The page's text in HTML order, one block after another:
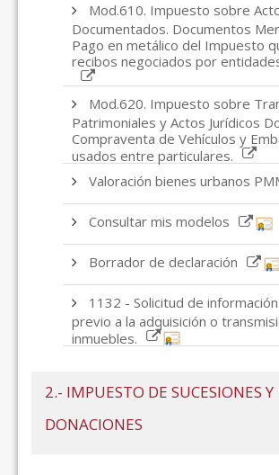
Mod.610. Impuesto sobre
Documentados. Documentos
Pago en metálico del Impuesto
recibos negociados por
Mod.620. Impuesto sobre
Patrimoniales y Actos Jurídicos
Compraventa de Vehículos y
usados entre particulares.
Valoración bienes urbanos
Consultar mis modelos
Borrador de declaración
1132 - Solicitud de
previo a la adquisición o
inmuebles.
2.- IMPUESTO DE SUCESIONES Y
DONACIONES